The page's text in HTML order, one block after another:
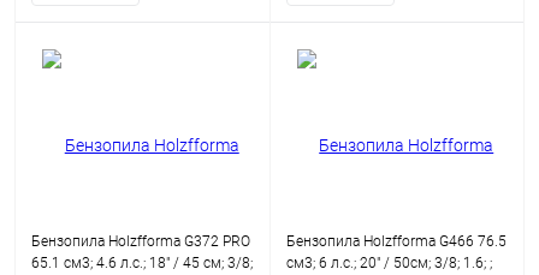
Бензопила Holzfforma G372 PRO
65.1 см3; 4.6 л.с.; 18" / 45 см; 3/8;
Бензопила Holzfforma G466 76.5
см3; 6 л.с.; 20" / 50см; 3/8; 1.6; ;